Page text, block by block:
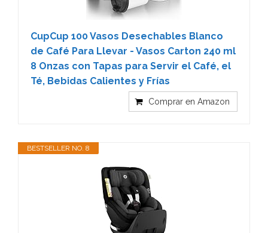
CupCup 100 Vasos Desechables Blanco
de Café Para Llevar - Vasos Carton 240 ml
8 Onzas con Tapas para Servir el Café, el
Té, Bebidas Calientes y Frías
Comprar en Amazon
BESTSELLER NO. 8